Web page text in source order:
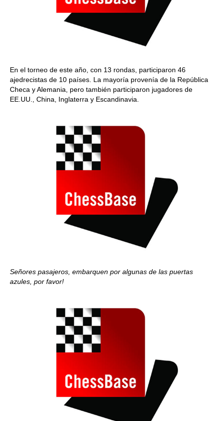
En el torneo de este año, con 13 rondas, participaron 46
ajedrecistas de 10 países. La mayoría provenía de la República
Checa y Alemania, pero también participaron jugadores de
EE.UU., China, Inglaterra y Escandinavia.
Señores pasajeros, embarquen por algunas de las puertas
azules, por favor!